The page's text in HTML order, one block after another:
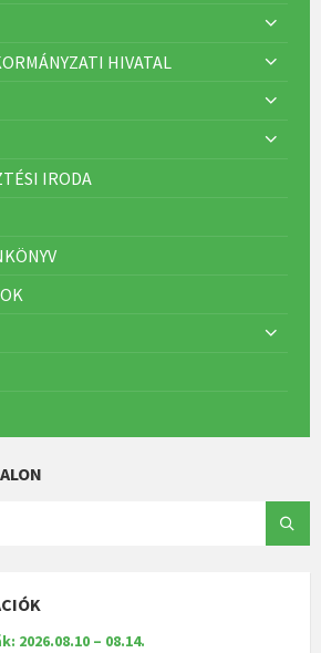
HIVATAL
IRODA
2026.08.10 – 08.14.